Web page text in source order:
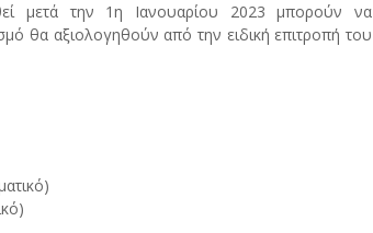
μετά την 1η Ιανουαρίου 2023 μπορούν να
θα αξιολογηθούν από την ειδική επιτροπή του